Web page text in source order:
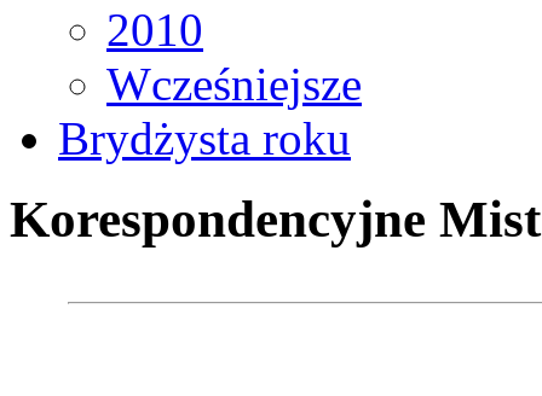
2010
Wcześniejsze
Brydżysta roku
Korespondencyjne